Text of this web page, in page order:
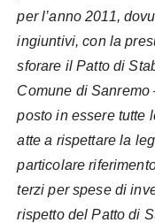
per l’anno 2011,
ingiuntivi, con la
sforare il Patto di
Comune di Sanremo
posto in essere tutte
atte a rispettare la
particolare
terzi per spese di
rispetto del Patto di